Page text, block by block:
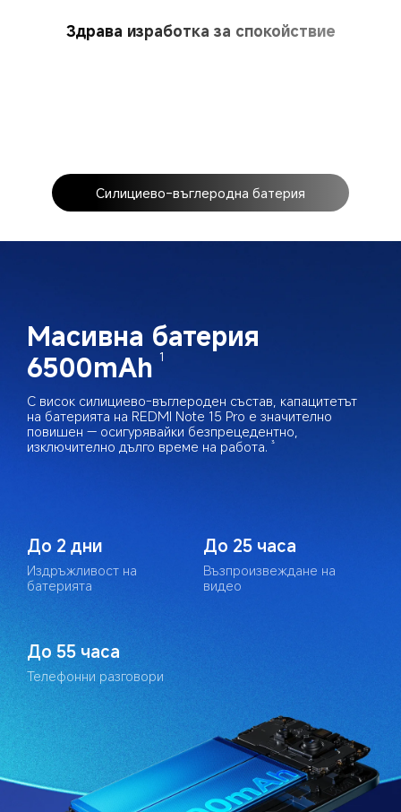
Здрава изработка за спокойствие
Силициево-въглеродна батерия
Масивна батерия
6500mAh 1
С висок силициево-въглероден състав, капацитетът
на батерията на REDMI Note 15 Pro е значително
повишен — осигурявайки безпрецедентно,
изключително дълго време на работа.
3
До 2 дни
Издръжливост на
батерията
До 25 часа
Възпроизвеждане на
видео
До 55 часа
Телефонни разговори